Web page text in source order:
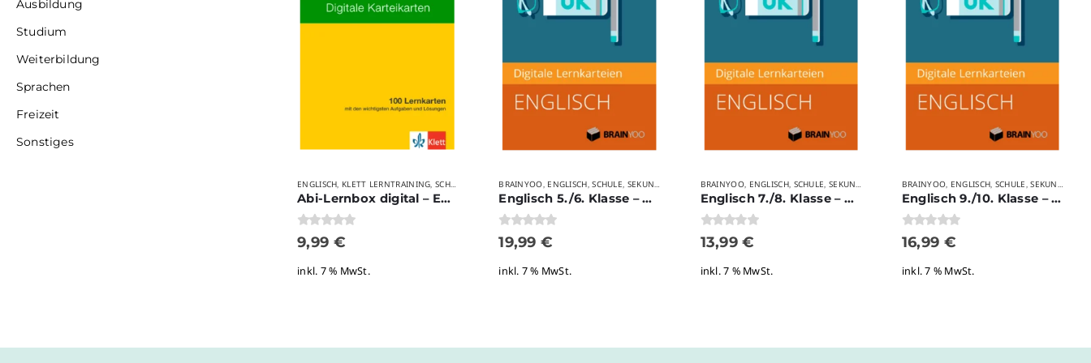
ENGLISCH, KLETT LERNTRAINING,SCHULE SEKUNDARSTUFE II ,VERLAGE
Abi-Lernbox digital – ENGLISCH 2.0
0von 5
9,99 €
inkl. 7 % MwSt.
BRAINYOO, ENGLISCH,SCHULE, SEKUNDARSTUFE I ,VERLAGE
Englisch 5./6. Klasse – Grammatik
0von 5
19,99€
inkl. 7 % MwSt.
BRAINYOO, ENGLISCH, SCHULE, SEKUNDARSTUFE I ,VERLAGE
Englisch 7./8. Klasse – Grammatik
0von 5
13,99€
inkl. 7 % MwSt.
BRAINYOO, ENGLISCH, SCHULE,SEKUNDARSTUFE I
Englisch 9./10. Klasse – Grammatik
0 von 5
16,99 €
inkl. 7 % MwSt.
Ausbildung
Studium
Weiterbildung
Sprachen
Freizeit
Sonstiges